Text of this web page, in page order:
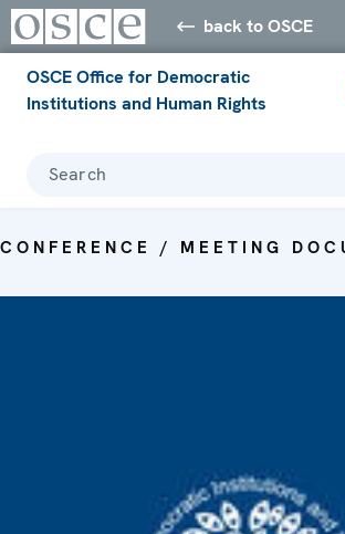
back to OSCE
OSCE Office for Democratic
Institutions and Human Rights
Search
CONFERENCE / MEETING